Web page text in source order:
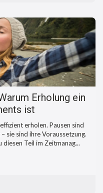
Erholung ein
ist
erholen. Pausen sind
sie sind ihre Voraussetzung.
Teil im Zeitmanag...